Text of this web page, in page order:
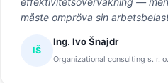
måste ompröva sin
IŠ
Ing. Ivo Šnajdr
Organizational consulting s. r. o.